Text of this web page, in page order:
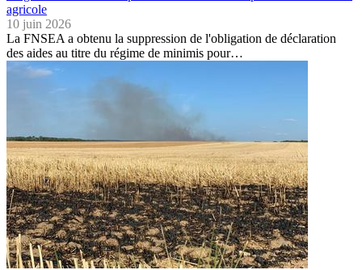
agricole
10 juin 2026
La FNSEA a obtenu la suppression de l'obligation de déclaration
des aides au titre du régime de minimis pour…